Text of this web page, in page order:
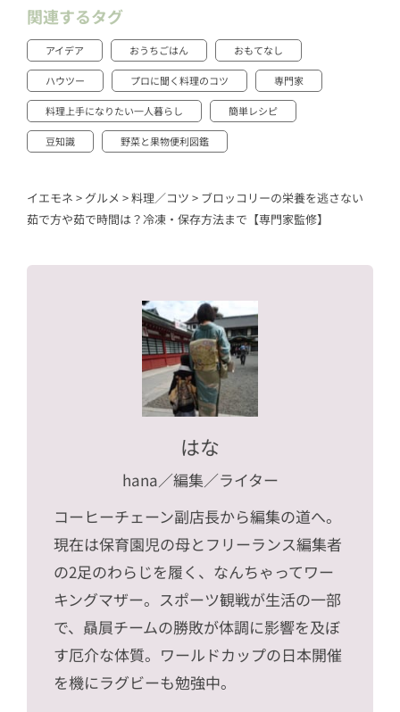
関連するタグ
アイデア おうちごはん おもてなし
ハウツー プロに聞く料理のコツ 専門家
料理上手になりたい一人暮らし 簡単レシピ
豆知識 野菜と果物便利図鑑
イエモネ > グルメ >料理／コツ > ブロッコリーの栄養を逃さない
茹で方や茹で時間は？冷凍・保存方法まで【専門家監修】
はな
hana／編集／ライター
コーヒーチェーン副店長から編集の道へ。
現在は保育園児の母とフリーランス編集者
の2足のわらじを履く、なんちゃってワー
キングマザー。スポーツ観戦が生活の一部
で、贔屓チームの勝敗が体調に影響を及ぼ
す厄介な体質。ワールドカップの日本開催
を機にラグビーも勉強中。